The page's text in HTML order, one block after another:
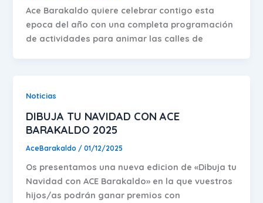
Ace Barakaldo quiere celebrar contigo esta
epoca del año con una completa programación
de actividades para animar las calles de
Noticias
DIBUJA TU NAVIDAD CON ACE
BARAKALDO 2025
AceBarakaldo /01/12/2025
Os presentamos una nueva edicion de «Dibuja tu
Navidad con ACE Barakaldo» en la que vuestros
hijos/as podrán ganar premios con